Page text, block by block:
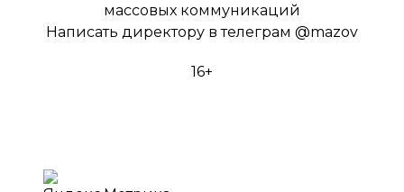
массовых коммуникаций
Написать директору в телеграм @mazov
16+